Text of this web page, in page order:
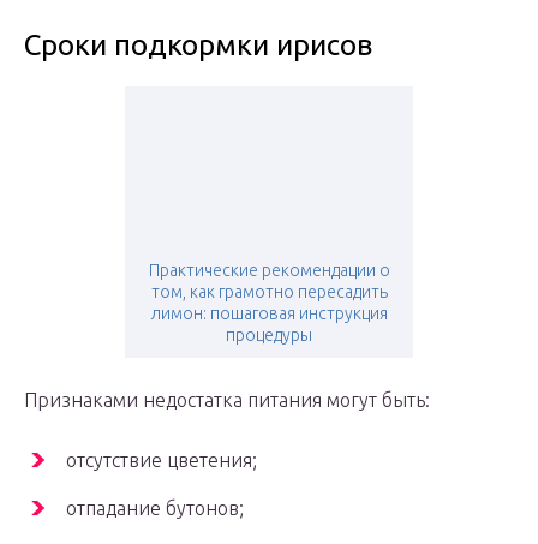
Сроки подкормки ирисов
Практические рекомендации о
том, как грамотно пересадить
лимон: пошаговая инструкция
процедуры
Признаками недостатка питания могут быть:
отсутствие цветения;
отпадание бутонов;